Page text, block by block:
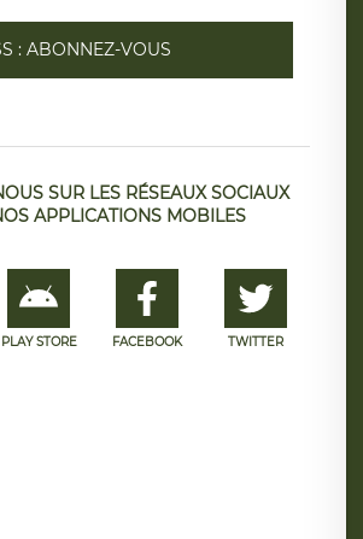
: ABONNEZ-VOUS
SUR LES RÉSEAUX SOCIAUX
APPLICATIONS MOBILES
PLAY STORE FACEBOOK TWITTER